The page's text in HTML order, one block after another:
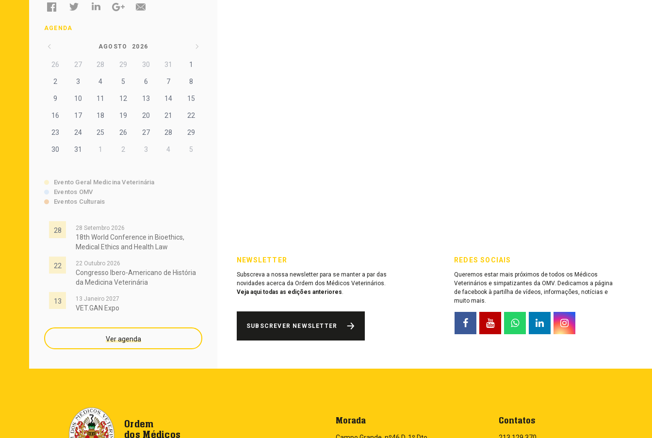
NEWSLETTER
Subscreva a nossa newsletter para se manter a par das
novidades acerca da Ordem dos Médicos Veterinários.
Veja aqui todas as edições anteriores.
SUBSCREVER NEWSLETTER
REDES SOCIAIS
Queremos estar mais próximos de todos os Médicos
Veterinários e simpatizantes da OMV. Dedicamos a página
de facebook à partilha de vídeos, informações, notícias e
muito mais.
AGENDA
AGOSTO 2026
26 27 28 29 30 31 1
2 3 4 5 6 7 8
9 10 11 12 13 14 15
16 17 18 19 20 21 22
23 24 25 26 27 28 29
30 31 1 2 3 4 5
Evento Geral Medicina Veterinária
Eventos OMV
Eventos Culturais
28 28 Setembro 2026
18th World Conference in Bioethics,
Medical Ethics and Health Law
22 22 Outubro 2026
Congresso Ibero-Americano de História
da Medicina Veterinária
13 13 Janeiro 2027
VET.GAN Expo
Ver agenda
Ordem
dos Médicos
Morada Contatos